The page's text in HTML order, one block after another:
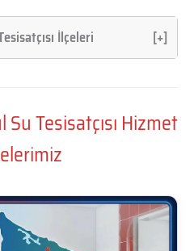
İlçeleri [+]
Tesisatçısı Hizmet